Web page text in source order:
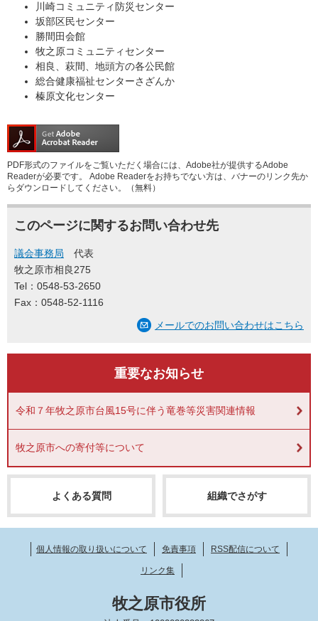
川崎コミュニティ防災センター
坂部区民センター
勝間田会館
牧之原コミュニティセンター
相良、萩間、地頭方の各公民館
総合健康福祉センターさざんか
榛原文化センター
PDF形式のファイルをご覧いただく場合には、Adobe社が提供するAdobe
Readerが必要です。
Adobe Readerをお持ちでない方は、バナーのリンク先か
らダウンロードしてください。（無料）
このページに関するお問い合わせ先
議会事務局
代表
牧之原市相良275
Tel：0548-53-2650
Fax：0548-52-1116
メールでのお問い合わせはこちら
重要なお知らせ
令和７年牧之原市台風15号に伴う竜巻等災害関連情報
牧之原市への寄付等について
よくある質問 組織でさがす
個人情報の取り扱いについて 免責事項 RSS配信について
リンク集
牧之原市役所